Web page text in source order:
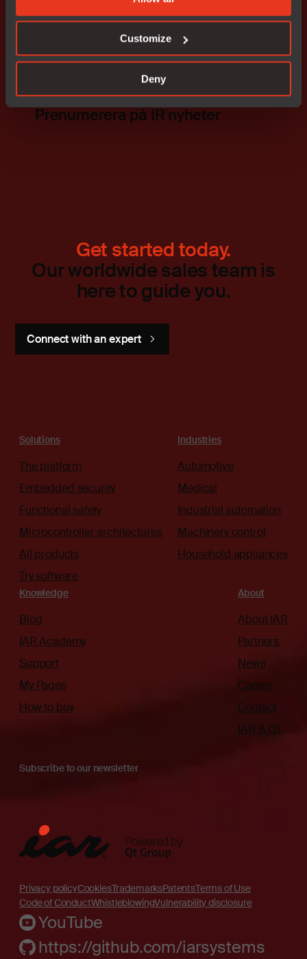
Customize
Deny
Bifogade filer
Prenumerera på IR nyheter
Get started today.
Our worldwide sales team is
here to guide you.
Connect with an expert
Solutions
The platform
Embedded security
Functional safety
Microcontroller architectures
All products
Try software
Industries
Automotive
Medical
Industrial automation
Machinery control
Household appliances
Knowledge
Blog
IAR Academy
Support
My Pages
How to buy
About
About IAR
Partners
News
Career
Contact
IAR & Qt
Subscribe to our newsletter
Privacy policyCookiesTrademarksPatentsTerms of Use
Code of ConductWhistleblowingVulnerability disclosure
YouTube
https://github.com/iarsystems